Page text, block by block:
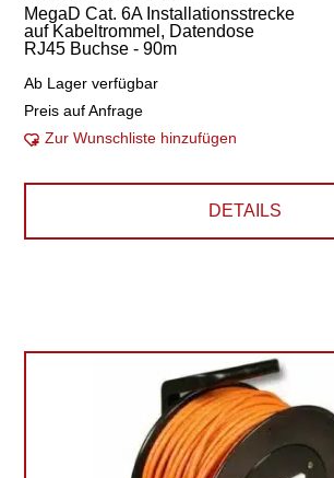
MegaD Cat. 6A Installationsstrecke
auf Kabeltrommel, Datendose
RJ45 Buchse - 90m
Ab Lager verfügbar
Preis auf Anfrage
Zur Wunschliste hinzufügen
DETAILS